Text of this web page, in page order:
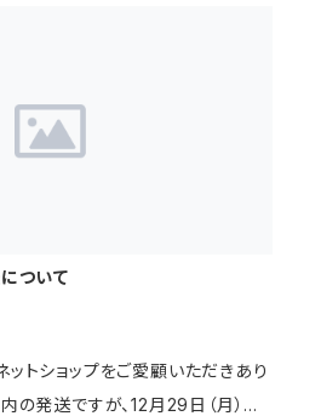
ついて
トショップをご愛顧いただきあり
の発送ですが、12月29日（月）ご